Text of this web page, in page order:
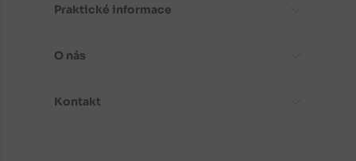
Praktické informace
Časté dotazy
O nás
Aktuality
Kontakt